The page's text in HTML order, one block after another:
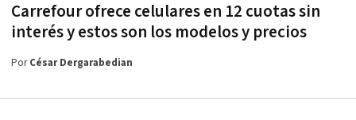
Carrefour ofrece celulares en 12 cuotas sin
interés y estos son los modelos y precios
PorCésar Dergarabedian